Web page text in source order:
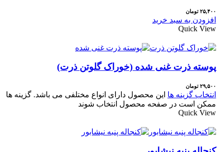
۲۵,۴۰۰ تومان
افزودن به سبد خرید
Quick View
پوسته ذرت غنی شده (خوراک گلوتن ذرت)
۲۹,۵۰۰ تومان
انتخاب گزینه ها این محصول دارای انواع مختلفی می باشد. گزینه ها
ممکن است در صفحه محصول انتخاب شوند
Quick View